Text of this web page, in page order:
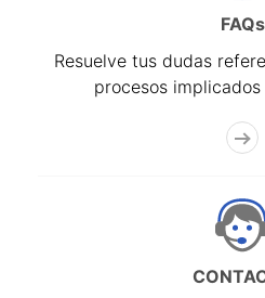
FAQs
Resuelve tus dudas
procesos